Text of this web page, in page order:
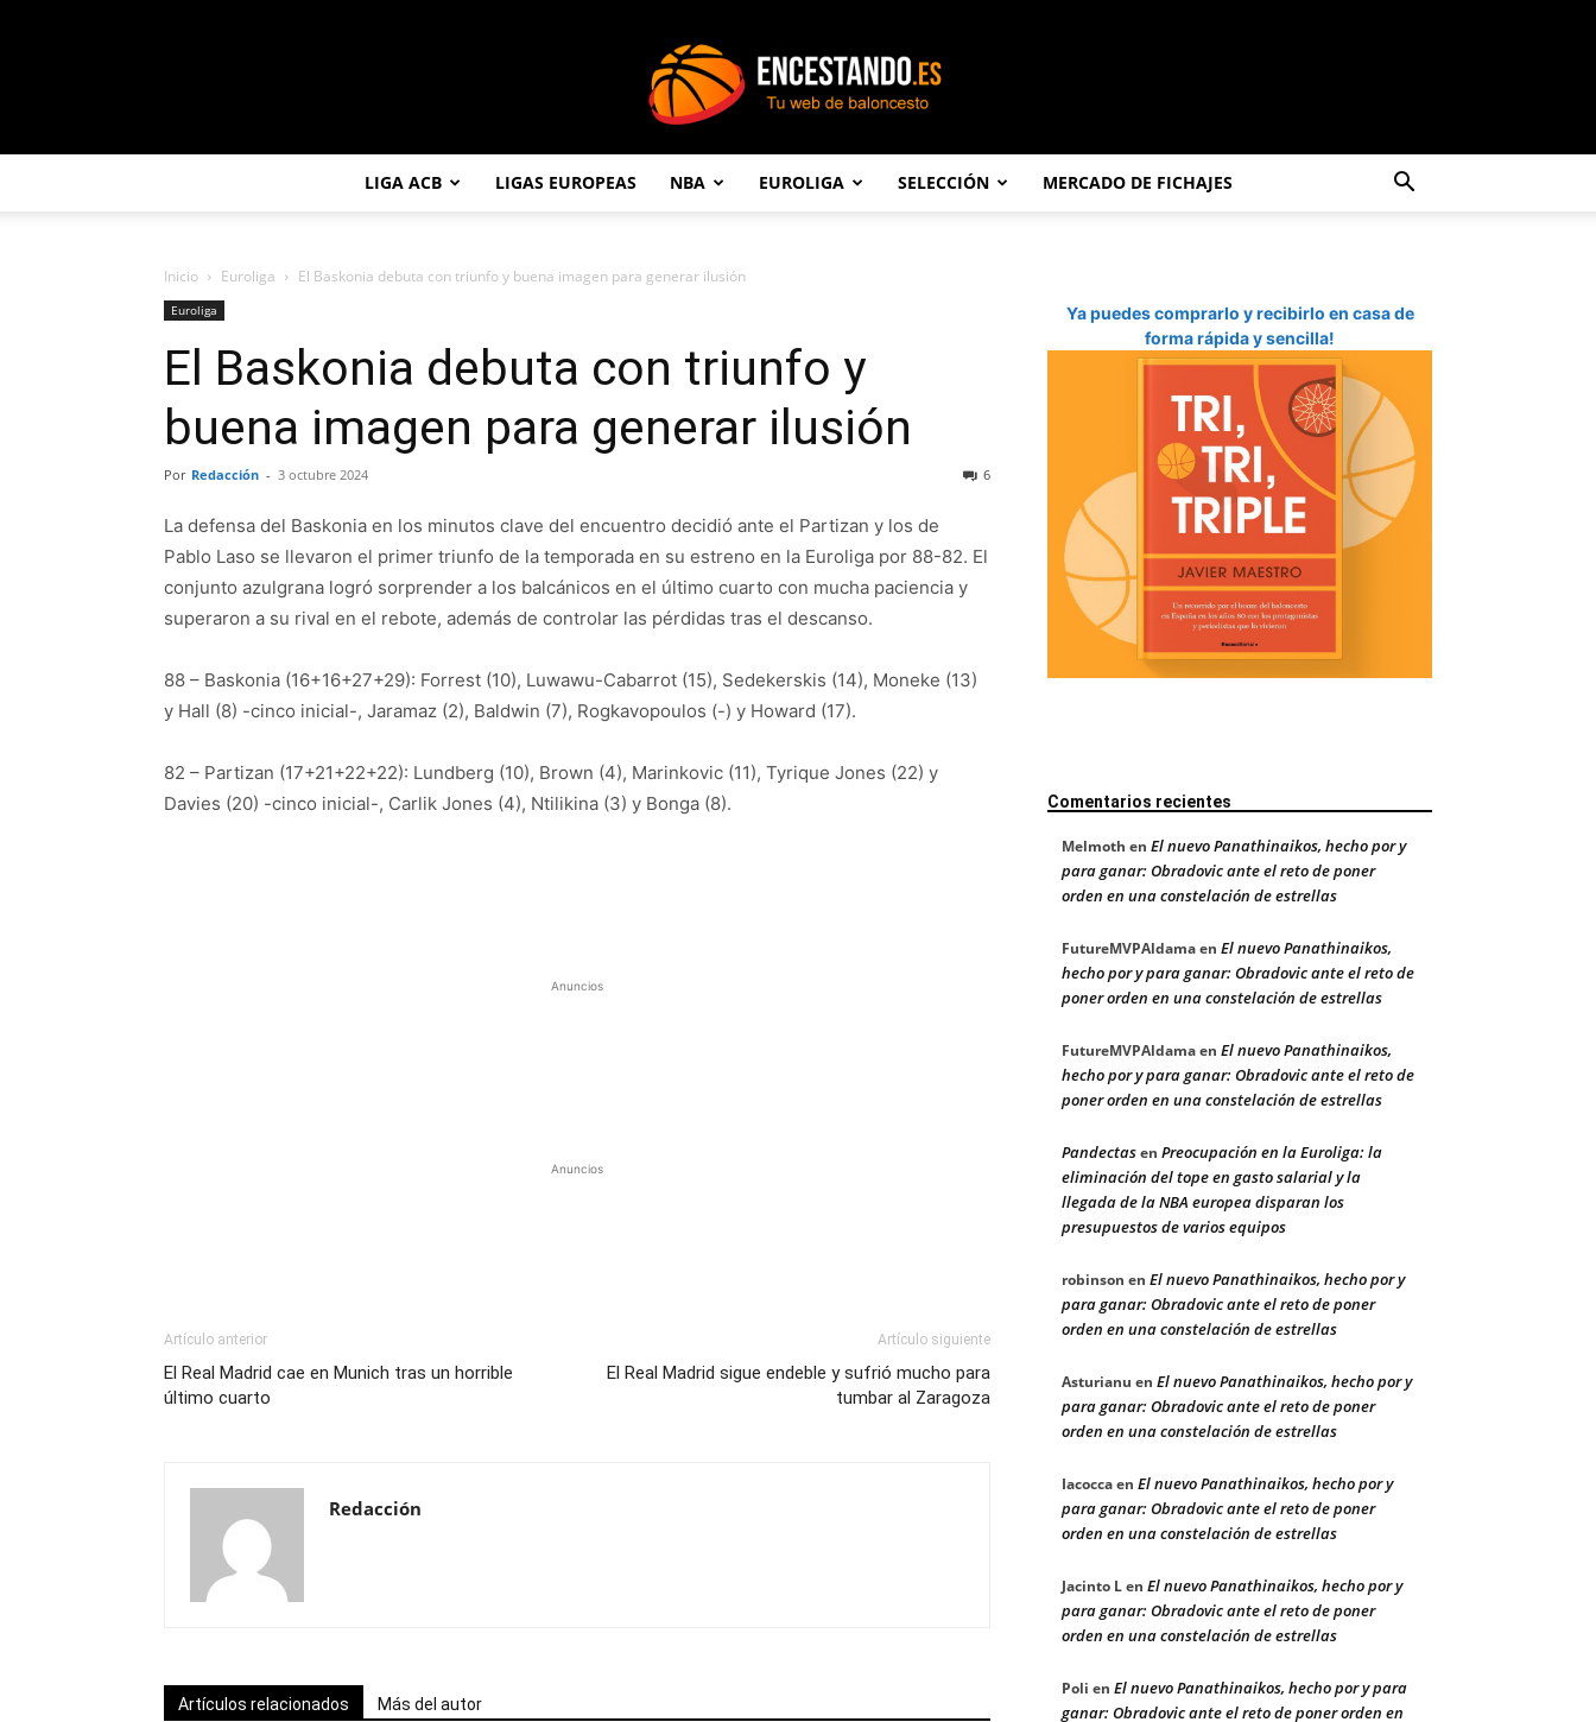
LIGA ACB LIGAS EUROPEAS NBA EUROLIGA SELECCIÓN MERCADO DE FICHAJES
Inicio Euroliga El Baskonia debuta con triunfo y buena imagen para generar ilusión
Euroliga
El Baskonia debuta con triunfo y
buena imagen para generar ilusión
Por Redacción - 3 octubre 2024 6
La defensa del Baskonia en los minutos clave del encuentro decidió ante el Partizan y los de
Pablo Laso se llevaron el primer triunfo de la temporada en su estreno en la Euroliga por 88-82. El
conjunto azulgrana logró sorprender a los balcánicos en el último cuarto con mucha paciencia y
superaron a su rival en el rebote, además de controlar las pérdidas tras el descanso.
88 – Baskonia (16+16+27+29): Forrest (10), Luwawu-Cabarrot (15), Sedekerskis (14), Moneke (13)
y Hall (8) -cinco inicial-, Jaramaz (2), Baldwin (7), Rogkavopoulos (-) y Howard (17).
82 – Partizan (17+21+22+22): Lundberg (10), Brown (4), Marinkovic (11), Tyrique Jones (22) y
Davies (20) -cinco inicial-, Carlik Jones (4), Ntilikina (3) y Bonga (8).
Anuncios
Anuncios
Artículo anterior
El Real Madrid cae en Munich tras un horrible
último cuarto
Artículo siguiente
El Real Madrid sigue endeble y sufrió mucho para
tumbar al Zaragoza
Redacción
Artículos relacionados Más del autor
Ya puedes comprarlo y recibirlo en casa de
forma rápida y sencilla!
Comentarios recientes
Melmoth en El nuevo Panathinaikos, hecho por y
para ganar: Obradovic ante el reto de poner
orden en una constelación de estrellas
FutureMVPAldamaen El nuevo Panathinaikos,
hecho por y para ganar: Obradovic ante el reto de
poner orden en una constelación de estrellas
FutureMVPAldamaen El nuevo Panathinaikos,
hecho por y para ganar: Obradovic ante el reto de
poner orden en una constelación de estrellas
Pandectasen Preocupación en la Euroliga: la
eliminación del tope en gasto salarial y la
llegada de la NBA europea disparan los
presupuestos de varios equipos
robinson en El nuevo Panathinaikos, hecho por y
para ganar: Obradovic ante el reto de poner
orden en una constelación de estrellas
Asturianu en El nuevo Panathinaikos, hecho por y
para ganar: Obradovic ante el reto de poner
orden en una constelación de estrellas
Iacoccaen El nuevo Panathinaikos, hecho por y
para ganar: Obradovic ante el reto de poner
orden en una constelación de estrellas
Jacinto Len El nuevo Panathinaikos, hecho por y
para ganar: Obradovic ante el reto de poner
orden en una constelación de estrellas
Poli en El nuevo Panathinaikos, hecho por y para
ganar: Obradovic ante el reto de poner orden en